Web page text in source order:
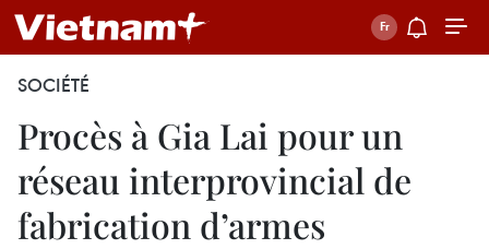
SOCIÉTÉ
Procès à Gia Lai pour un
réseau interprovincial de
fabrication d’armes